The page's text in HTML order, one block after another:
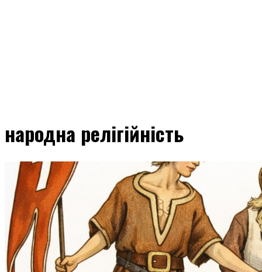
народна релігійність